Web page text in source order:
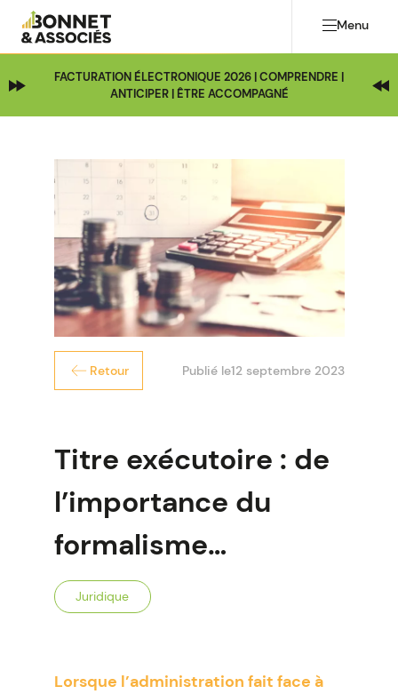
Menu
FACTURATION ÉLECTRONIQUE 2026 | COMPRENDRE |
ANTICIPER | ÊTRE ACCOMPAGNÉ
Retour Publié le12 septembre 2023
Titre exécutoire : de
l’importance du
formalisme…
Juridique
Lorsque l’administration fait face à